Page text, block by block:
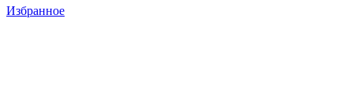
Избранное